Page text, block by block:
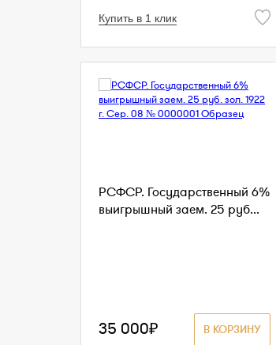
Купить в 1 клик
РСФСР. Государственный 6%
выигрышный заем. 25 руб...
В КОРЗИНУ
35 000₽